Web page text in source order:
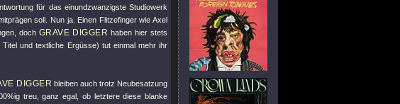
für das einundzwanzigste Studiowerk
soll. Nun ja. Einen Flitzefinger wie Axel
doch GRAVE DIGGER haben hier stets
und textliche Ergüsse) tut einmal mehr ihr
DIGGER bleiben auch trotz Neubesatzung
treu, ganz egal, ob letztere diese blanke